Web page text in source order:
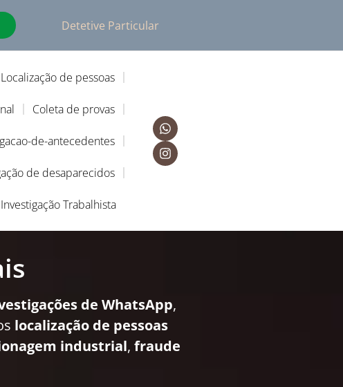
Detetive Particular
Localização de pessoas
Coleta de provas
de-antecedentes
de desaparecidos
Investigação Trabalhista
de WhatsApp,
localização de pessoas
industrial, fraude